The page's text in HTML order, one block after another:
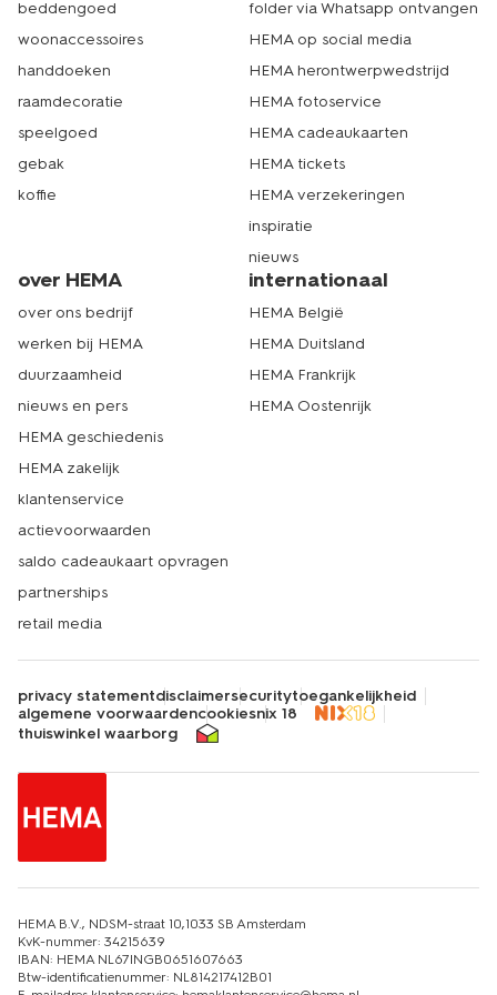
beddengoed
woonaccessoires
handdoeken
raamdecoratie
speelgoed
gebak
koffie
folder via Whatsapp ontvangen
HEMA op social media
HEMA herontwerpwedstrijd
HEMA fotoservice
HEMA cadeaukaarten
HEMA tickets
HEMA verzekeringen
inspiratie
nieuws
over HEMA
over ons bedrijf
werken bij HEMA
duurzaamheid
nieuws en pers
HEMA geschiedenis
HEMA zakelijk
klantenservice
actievoorwaarden
saldo cadeaukaart opvragen
partnerships
retail media
internationaal
HEMA België
HEMA Duitsland
HEMA Frankrijk
HEMA Oostenrijk
privacy statementdisclaimersecuritytoegankelijkheid
algemene voorwaardencookiesnix 18
thuiswinkel waarborg
HEMA B.V., NDSM-straat 10,1033 SB Amsterdam
KvK-nummer: 34215639
IBAN: HEMA NL67INGB0651607663
Btw-identificatienummer: NL814217412B01